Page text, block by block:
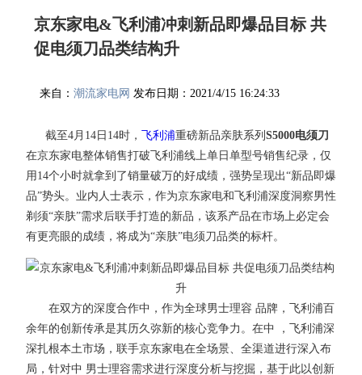
京东家电&飞利浦冲刺新品即爆品目标 共
促电须刀品类结构升
来自：潮流家电网 发布日期：2021/4/15 16:24:33
截至4月14日14时， 飞利浦重磅新品亲肤系列 S5000电须刀
在京东家电整体销售打破飞利浦线上单日单型号销售纪录，仅
用14个小时就拿到了销量破万的好成绩，强势呈现出“新品即爆
品”势头。业内人士表示，作为京东家电和飞利浦深度洞察男性
剃须“亲肤”需求后联手打造的新品，该系产品在市场上必定会
有更亮眼的成绩，将成为“亲肤”电须刀品类的标杆。
在双方的深度合作中，作为全球男士理容 品牌，飞利浦百
余年的创新传承是其历久弥新的核心竞争力。在中 ，飞利浦深
深扎根本土市场，联手京东家电在全场景、全渠道进行深入布
局，针对中 男士理容需求进行深度分析与挖掘，基于此以创新